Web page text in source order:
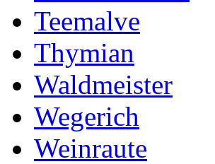
Teemalve
Thymian
Waldmeister
Wegerich
Weinraute